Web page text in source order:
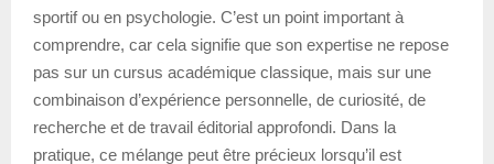
sportif ou en psychologie. C’est un point important à
comprendre, car cela signifie que son expertise ne repose
pas sur un cursus académique classique, mais sur une
combinaison d’expérience personnelle, de curiosité, de
recherche et de travail éditorial approfondi. Dans la
pratique, ce mélange peut être précieux lorsqu’il est